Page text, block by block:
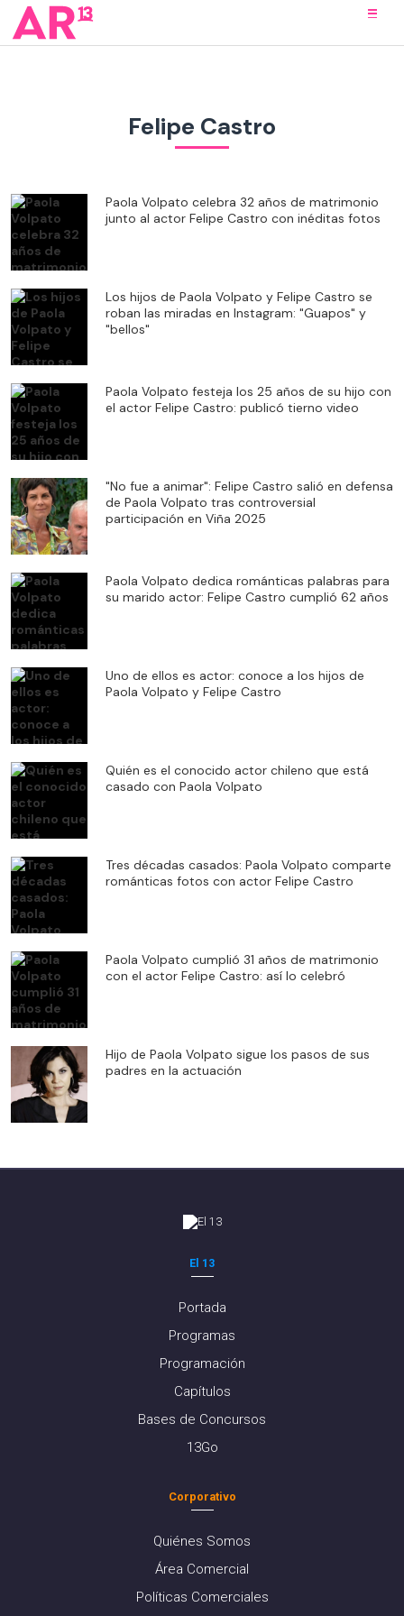
Felipe Castro
Paola Volpato celebra 32 años de matrimonio
junto al actor Felipe Castro con inéditas fotos
Los hijos de Paola Volpato y Felipe Castro se
roban las miradas en Instagram: "Guapos" y
"bellos"
Paola Volpato festeja los 25 años de su hijo con
el actor Felipe Castro: publicó tierno video
"No fue a animar": Felipe Castro salió en defensa
de Paola Volpato tras controversial
participación en Viña 2025
Paola Volpato dedica románticas palabras para
su marido actor: Felipe Castro cumplió 62 años
Uno de ellos es actor: conoce a los hijos de
Paola Volpato y Felipe Castro
Quién es el conocido actor chileno que está
casado con Paola Volpato
Tres décadas casados: Paola Volpato comparte
románticas fotos con actor Felipe Castro
Paola Volpato cumplió 31 años de matrimonio
con el actor Felipe Castro: así lo celebró
Hijo de Paola Volpato sigue los pasos de sus
padres en la actuación
El 13
Portada
Programas
Programación
Capítulos
Bases de Concursos
13Go
Corporativo
Quiénes Somos
Área Comercial
Políticas Comerciales